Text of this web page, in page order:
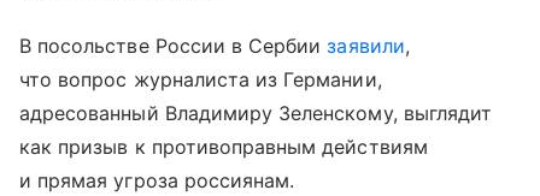
В посольстве России в Сербиизаявили,
что вопрос журналиста из Германии,
адресованный Владимиру Зеленскому, выглядит
как призыв к противоправным действиям
и прямая угроза россиянам.